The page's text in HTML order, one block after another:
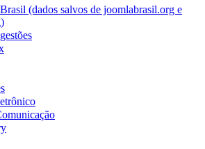
(dados salvos de joomlabrasil.org e